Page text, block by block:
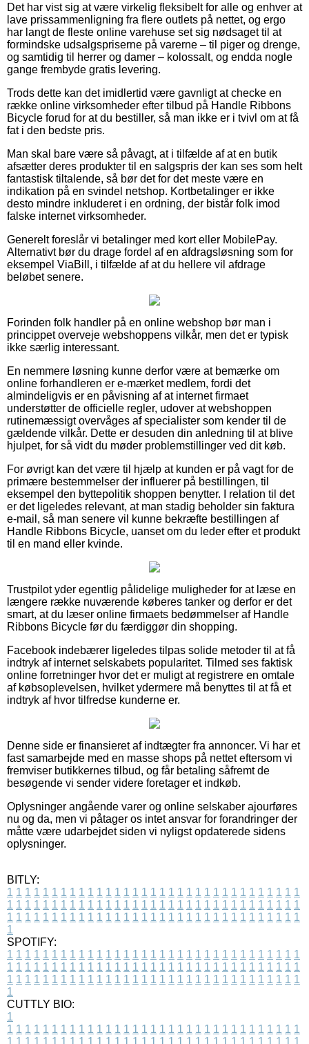
Det har vist sig at være virkelig fleksibelt for alle og enhver at
lave prissammenligning fra flere outlets på nettet, og ergo
har langt de fleste online varehuse set sig nødsaget til at
formindske udsalgspriserne på varerne – til piger og drenge,
og samtidig til herrer og damer – kolossalt, og endda nogle
gange frembyde gratis levering.
Trods dette kan det imidlertid være gavnligt at checke en
række online virksomheder efter tilbud på Handle Ribbons
Bicycle forud for at du bestiller, så man ikke er i tvivl om at få
fat i den bedste pris.
Man skal bare være så påvagt, at i tilfælde af at en butik
afsætter deres produkter til en salgspris der kan ses som helt
fantastisk tiltalende, så bør det for det meste være en
indikation på en svindel netshop. Kortbetalinger er ikke
desto mindre inkluderet i en ordning, der bistår folk imod
falske internet virksomheder.
Generelt foreslår vi betalinger med kort eller MobilePay.
Alternativt bør du drage fordel af en afdragsløsning som for
eksempel ViaBill, i tilfælde af at du hellere vil afdrage
beløbet senere.
Forinden folk handler på en online webshop bør man i
princippet overveje webshoppens vilkår, men det er typisk
ikke særlig interessant.
En nemmere løsning kunne derfor være at bemærke om
online forhandleren er e-mærket medlem, fordi det
almindeligvis er en påvisning af at internet firmaet
understøtter de officielle regler, udover at webshoppen
rutinemæssigt overvåges af specialister som kender til de
gældende vilkår. Dette er desuden din anledning til at blive
hjulpet, for så vidt du møder problemstillinger ved dit køb.
For øvrigt kan det være til hjælp at kunden er på vagt for de
primære bestemmelser der influerer på bestillingen, til
eksempel den byttepolitik shoppen benytter. I relation til det
er det ligeledes relevant, at man stadig beholder sin faktura
e-mail, så man senere vil kunne bekræfte bestillingen af
Handle Ribbons Bicycle, uanset om du leder efter et produkt
til en mand eller kvinde.
Trustpilot yder egentlig pålidelige muligheder for at læse en
længere række nuværende køberes tanker og derfor er det
smart, at du læser online firmaets bedømmelser af Handle
Ribbons Bicycle før du færdiggør din shopping.
Facebook indebærer ligeledes tilpas solide metoder til at få
indtryk af internet selskabets popularitet. Tilmed ses faktisk
online forretninger hvor det er muligt at registrere en omtale
af købsoplevelsen, hvilket ydermere må benyttes til at få et
indtryk af hvor tilfredse kunderne er.
Denne side er finansieret af indtægter fra annoncer. Vi har et
fast samarbejde med en masse shops på nettet eftersom vi
fremviser butikkernes tilbud, og får betaling såfremt de
besøgende vi sender videre foretager et indkøb.
Oplysninger angående varer og online selskaber ajourføres
nu og da, men vi påtager os intet ansvar for forandringer der
måtte være udarbejdet siden vi nyligst opdaterede sidens
oplysninger.
BITLY:
1 1 1 1 1 1 1 1 1 1 1 1 1 1 1 1 1 1 1 1 1 1 1 1 1 1 1 1 1 1 1 1 1
1 1 1 1 1 1 1 1 1 1 1 1 1 1 1 1 1 1 1 1 1 1 1 1 1 1 1 1 1 1 1 1 1
1 1 1 1 1 1 1 1 1 1 1 1 1 1 1 1 1 1 1 1 1 1 1 1 1 1 1 1 1 1 1 1 1
1
SPOTIFY:
1 1 1 1 1 1 1 1 1 1 1 1 1 1 1 1 1 1 1 1 1 1 1 1 1 1 1 1 1 1 1 1 1
1 1 1 1 1 1 1 1 1 1 1 1 1 1 1 1 1 1 1 1 1 1 1 1 1 1 1 1 1 1 1 1 1
1 1 1 1 1 1 1 1 1 1 1 1 1 1 1 1 1 1 1 1 1 1 1 1 1 1 1 1 1 1 1 1 1
1
CUTTLY BIO:
1
1 1 1 1 1 1 1 1 1 1 1 1 1 1 1 1 1 1 1 1 1 1 1 1 1 1 1 1 1 1 1 1 1
1 1 1 1 1 1 1 1 1 1 1 1 1 1 1 1 1 1 1 1 1 1 1 1 1 1 1 1 1 1 1 1 1